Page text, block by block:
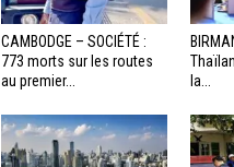
CAMBODGE – SOCIÉTÉ :
773 morts sur les routes
au premier...
la...